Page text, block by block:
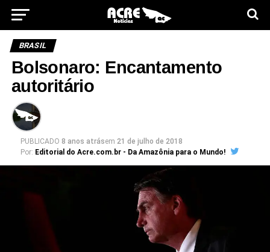
BRASIL
Bolsonaro: Encantamento
autoritário
PUBLICADO 8 anos atrásem 21 de julho de 2018
Por: Editorial do Acre.com.br - Da Amazônia para o Mundo!